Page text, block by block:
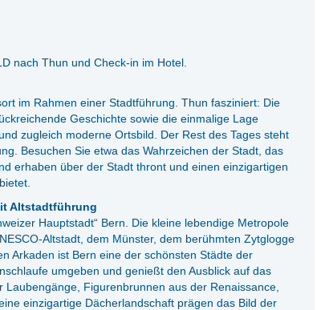
nach Thun und Check-in im Hotel.
im Rahmen einer Stadtführung. Thun fasziniert: Die
Geschichte sowie die einmalige Lage
zugleich moderne Ortsbild. Der Rest des Tages steht
Besuchen Sie etwa das Wahrzeichen der Stadt, das
erhaben über der Stadt thront und einen einzigartigen
Altstadtführung
Hauptstadt“ Bern. Die kleine lebendige Metropole
Altstadt, dem Münster, dem berühmten Zytglogge
Arkaden ist Bern eine der schönsten Städte der
umgeben und genießt den Ausblick auf das
Figurenbrunnen aus der Renaissance,
einzigartige Dächerlandschaft prägen das Bild der